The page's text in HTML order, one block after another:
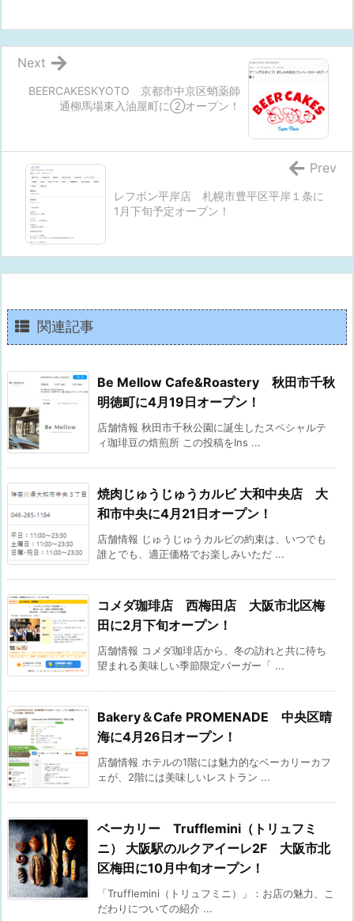
BEERCAKESKYOTO 京都市中京区蛸薬師
通柳馬場東入油屋町に②オープン！
Next
レフボン平岸店 札幌市豊平区平岸１条に
1月下旬予定オープン！
Prev
関連記事
Be Mellow Cafe&Roastery 秋田市千秋
明徳町に4月19日オープン！
店舗情報 秋田市千秋公園に誕生したスペシャルテ
ィ珈琲豆の焙煎所 この投稿をIns ...
焼肉じゅうじゅうカルビ 大和中央店 大
和市中央に4月21日オープン！
店舗情報 じゅうじゅうカルビの約束は、いつでも
誰とでも、適正価格でお楽しみいただ ...
コメダ珈琲店 西梅田店 大阪市北区梅
田に2月下旬オープン！
店舗情報 コメダ珈琲店から、冬の訪れと共に待ち
望まれる美味しい季節限定バーガー「 ...
Bakery＆Cafe PROMENADE 中央区晴
海に4月26日オープン！
店舗情報 ホテルの1階には魅力的なベーカリーカフ
ェが、2階には美味しいレストラン ...
ベーカリー Trufflemini（トリュフミ
ニ） 大阪駅のルクアイーレ2F 大阪市北
区梅田に10月中旬オープン！
「Trufflemini（トリュフミニ）」：お店の魅力、こ
だわりについての紹介 ...